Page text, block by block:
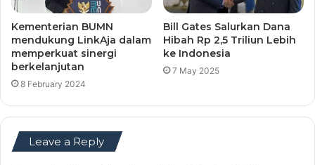
Kementerian BUMN
mendukung LinkAja dalam
memperkuat sinergi
berkelanjutan
8 February 2024
Bill Gates Salurkan Dana
Hibah Rp 2,5 Triliun Lebih
ke Indonesia
7 May 2025
Leave a Reply